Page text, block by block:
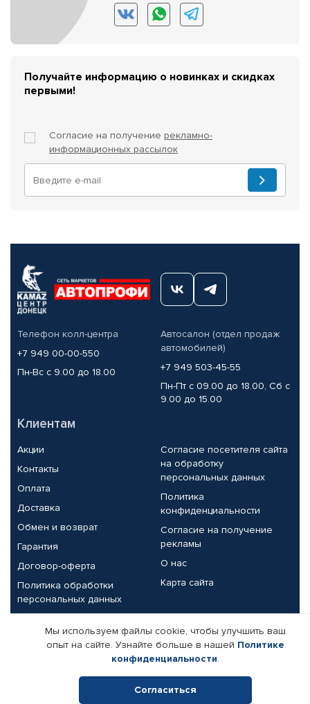
Получайте информацию о новинках и скидках
первыми!
Согласие на получение рекламно-
информационных рассылок
Телефон колл-центра
+7 949 00-00-550
Пн-Вс с 9.00 до 18.00
Автосалон (отдел продаж
автомобилей)
+7 949 503-45-55
Пн-Пт с 09.00 до 18.00, Сб с
9.00 до 15.00
Клиентам
Акции
Контакты
Оплата
Доставка
Обмен и возврат
Гарантия
Договор-оферта
Политика обработки
персональных данных
Согласие посетителя сайта
на обработку
персональных данных
Политика
конфиденциальности
Согласие на получение
рекламы
О нас
Карта сайта
Партнерам
Корпоративным клиентам
Поставщикам
Реквизиты компании
Мы используем файлы cookie, чтобы улучшить ваш
опыт на сайте. Узнайте больше в нашей Политике
конфиденциальности.
Согласиться